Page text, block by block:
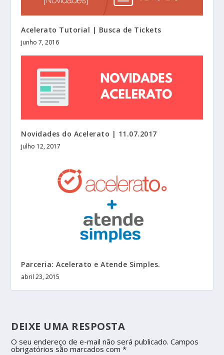
Acelerato Tutorial | Busca de Tickets
junho 7, 2016
Novidades do Acelerato | 11.07.2017
julho 12, 2017
Parceria: Acelerato e Atende Simples.
abril 23, 2015
DEIXE UMA RESPOSTA
O seu endereço de e-mail não será publicado. Campos
obrigatórios são marcados com*